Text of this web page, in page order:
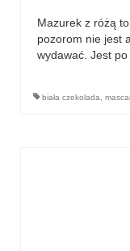
Mazurek z różą
pozorom nie jest
wydawać. Jest
biała czekolada